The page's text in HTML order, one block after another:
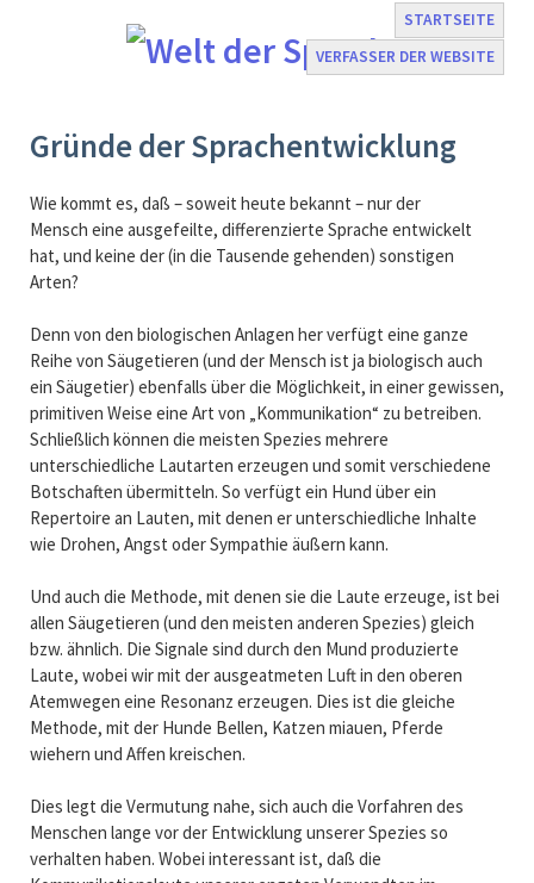
überspringen
STARTSEITE
VERFASSER DER WEBSITE
Gründe der Sprachentwicklung
Wie kommt es, daß – soweit heute bekannt – nur der
Mensch eine ausgefeilte, differenzierte Sprache entwickelt
hat, und keine der (in die Tausende gehenden) sonstigen
Arten?
Denn von den biologischen Anlagen her verfügt eine ganze
Reihe von Säugetieren (und der Mensch ist ja biologisch auch
ein Säugetier) ebenfalls über die Möglichkeit, in einer gewissen,
primitiven Weise eine Art von „Kommunikation“ zu betreiben.
Schließlich können die meisten Spezies mehrere
unterschiedliche Lautarten erzeugen und somit verschiedene
Botschaften übermitteln. So verfügt ein Hund über ein
Repertoire an Lauten, mit denen er unterschiedliche Inhalte
wie Drohen, Angst oder Sympathie äußern kann.
Und auch die Methode, mit denen sie die Laute erzeuge, ist bei
allen Säugetieren (und den meisten anderen Spezies) gleich
bzw. ähnlich. Die Signale sind durch den Mund produzierte
Laute, wobei wir mit der ausgeatmeten Luft in den oberen
Atemwegen eine Resonanz erzeugen. Dies ist die gleiche
Methode, mit der Hunde Bellen, Katzen miauen, Pferde
wiehern und Affen kreischen.
Dies legt die Vermutung nahe, sich auch die Vorfahren des
Menschen lange vor der Entwicklung unserer Spezies so
verhalten haben. Wobei interessant ist, daß die